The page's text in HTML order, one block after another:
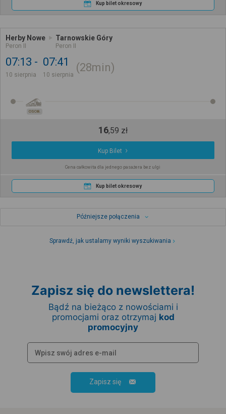
Kup bilet okresowy
Herby Nowe
Peron II
Tarnowskie Góry
Peron II
07:13
10 sierpnia
07:41
10 sierpnia
28min
OSOB.
16,59 zł
Kup Bilet
Cena całkowita dla jednego pasażera bez ulgi
Kup bilet okresowy
Późniejsze połączenia
Sprawdź, jak ustalamy wyniki wyszukiwania
Zapisz się do newslettera!
Bądź na bieżąco z nowościami i
promocjami oraz otrzymaj kod
promocyjny
Zapisz się